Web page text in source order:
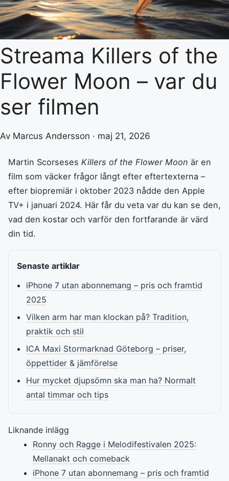
Streama Killers of the
Flower Moon – var du
ser filmen
Av Marcus Andersson · maj 21, 2026
Martin Scorseses Killers of the Flower Moon är en
film som väcker frågor långt efter eftertexterna –
efter biopremiär i oktober 2023 nådde den Apple
TV+ i januari 2024. Här får du veta var du kan se den,
vad den kostar och varför den fortfarande är värd
din tid.
Senaste artiklar
iPhone 7 utan abonnemang – pris och framtid
2025
Vilken arm har man klockan på? Tradition,
praktik och stil
ICA Maxi Stormarknad Göteborg – priser,
öppettider & jämförelse
Hur mycket djupsömn ska man ha? Normalt
antal timmar och tips
Liknande inlägg
Ronny och Ragge i Melodifestivalen 2025:
Mellanakt och comeback
iPhone 7 utan abonnemang – pris och framtid